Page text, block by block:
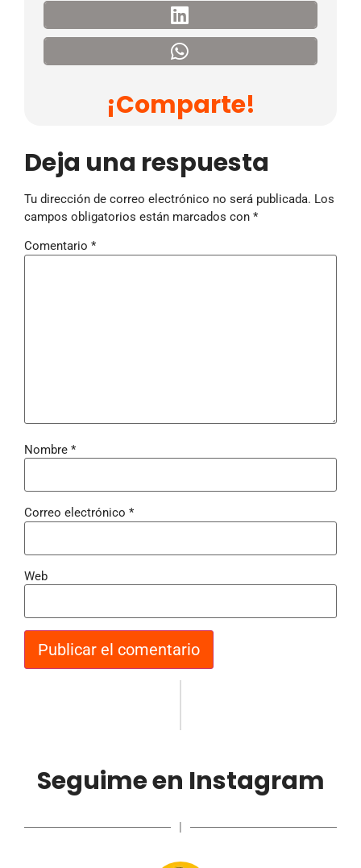
¡Comparte!
Deja una respuesta
Tu dirección de correo electrónico no será publicada. Los
campos obligatorios están marcados con *
Comentario *
Nombre *
Correo electrónico *
Web
Seguime en Instagram
|